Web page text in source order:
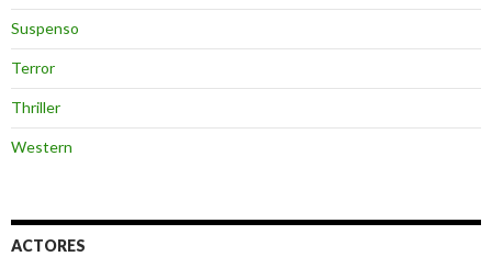
Suspenso
Terror
Thriller
Western
ACTORES